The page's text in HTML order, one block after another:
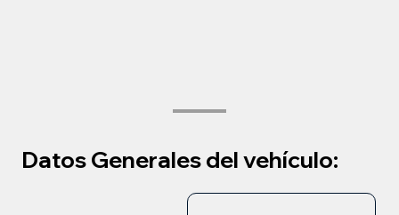
Datos Generales del vehículo: